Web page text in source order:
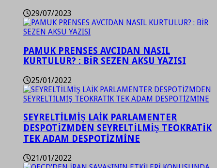
29/07/2023
PAMUK PRENSES AVCIDAN NASIL
KURTULUR? : BİR SEZEN AKSU YAZISI
25/01/2022
SEYRELTİLMİŞ LAİK PARLAMENTER
DESPOTİZMDEN SEYRELTİLMİŞ TEOKRATİK
TEK ADAM DESPOTİZMİNE
21/01/2022